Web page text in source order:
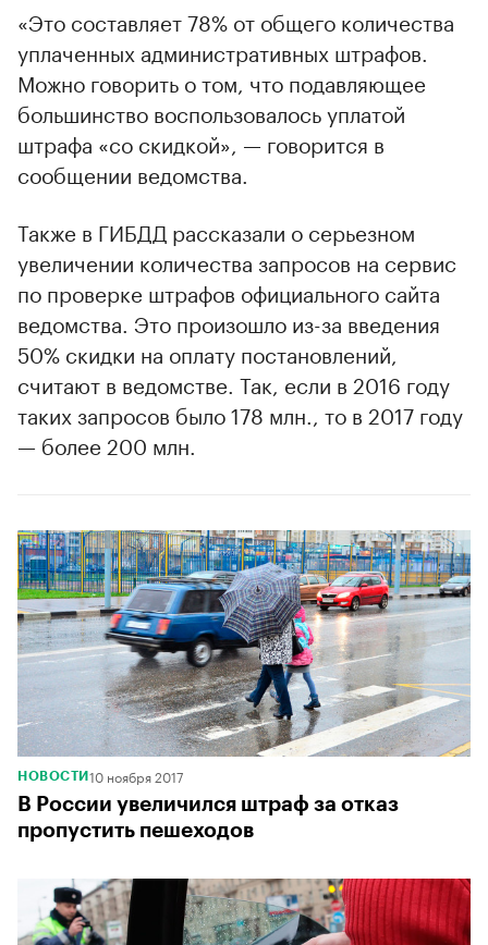
«Это составляет 78% от общего количества
уплаченных административных штрафов.
Можно говорить о том, что подавляющее
большинство воспользовалось уплатой
штрафа «со скидкой», — говорится в
сообщении ведомства.
00:00 / 00:00
Также в ГИБДД рассказали о серьезном
увеличении количества запросов на сервис
по проверке штрафов официального сайта
ведомства. Это произошло из-за введения
50% скидки на оплату постановлений,
считают в ведомстве. Так, если в 2016 году
таких запросов было 178 млн., то в 2017 году
— более 200 млн.
НОВОСТИ 10 ноября 2017
В России увеличился штраф за отказ
пропустить пешеходов